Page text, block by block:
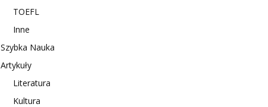
TOEFL
Inne
Szybka Nauka
Artykuły
Literatura
Kultura